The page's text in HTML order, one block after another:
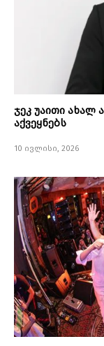
ჯეკ უაითი ახალ
აქვეყნებს
10 ივლისი, 2026